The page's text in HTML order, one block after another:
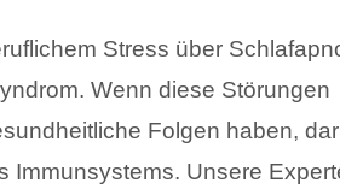
Stress über
Wenn diese Störungen
Folgen haben,
Immunsystems. Unsere